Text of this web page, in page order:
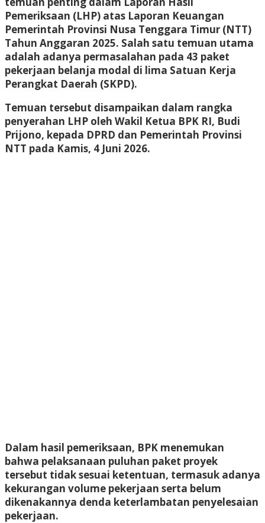
Pemeriksaan (LHP) atas Laporan Keuangan
Pemerintah Provinsi Nusa Tenggara Timur (NTT)
Tahun Anggaran 2025. Salah satu temuan utama
adalah adanya permasalahan pada 43 paket
pekerjaan belanja modal di lima Satuan Kerja
Perangkat Daerah (SKPD).
Temuan tersebut disampaikan dalam rangka
penyerahan LHP oleh Wakil Ketua BPK RI, Budi
Prijono, kepada DPRD dan Pemerintah Provinsi
NTT pada Kamis, 4 Juni 2026.
Dalam hasil pemeriksaan, BPK menemukan
bahwa pelaksanaan puluhan paket proyek
tersebut tidak sesuai ketentuan, termasuk adanya
kekurangan volume pekerjaan serta belum
dikenakannya denda keterlambatan penyelesaian
pekerjaan.